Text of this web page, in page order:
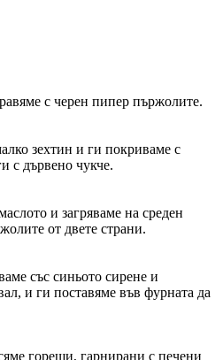
с черен пипер пържолите.
зехтин и ги покриваме с
с дървено чукче.
и загряваме на среден
от двете страни.
със синьото сирене и
и ги поставяме във фурната да
горещи, гарнирани с печени